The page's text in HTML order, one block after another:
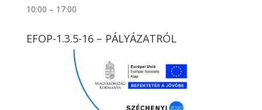
10:00 – 17:00
EFOP-1.3.5-16 – PÁLYÁZATRÓL